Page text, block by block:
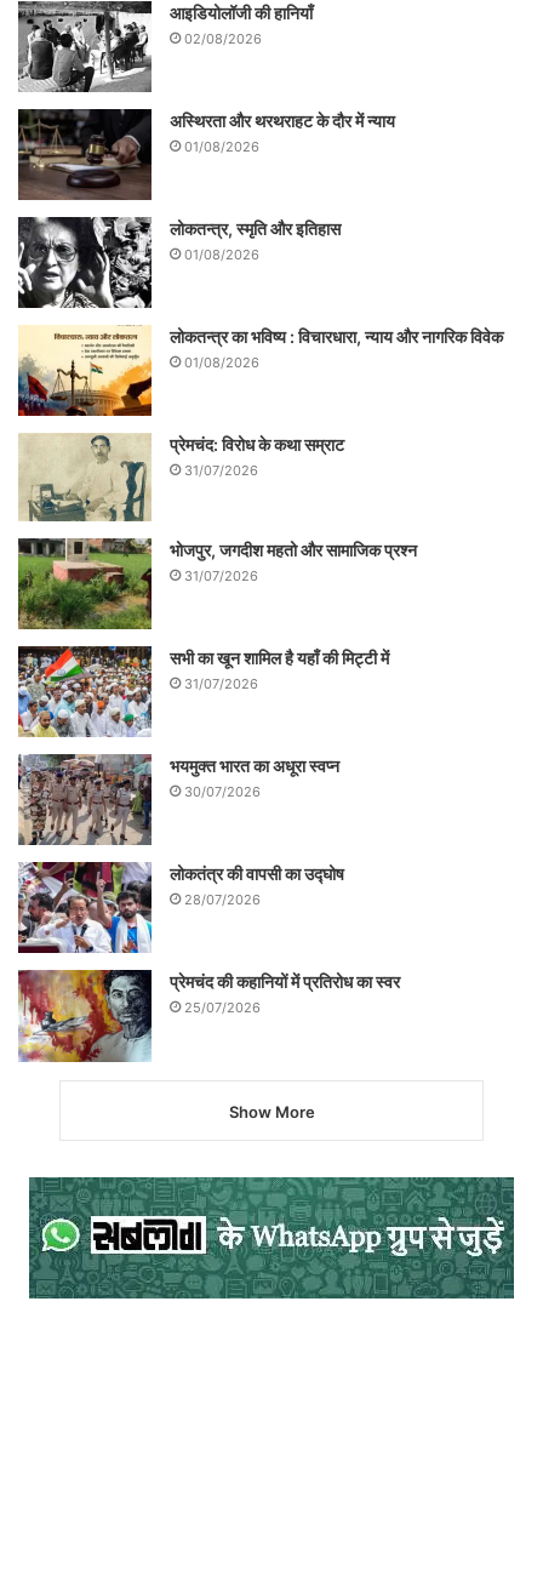
आइडियोलॉजी की हानियाँ
02/08/2026
अस्थिरता और थरथराहट के दौर में न्याय
01/08/2026
लोकतन्त्र, स्मृति और इतिहास
01/08/2026
लोकतन्त्र का भविष्य : विचारधारा, न्याय और नागरिक विवेक
01/08/2026
प्रेमचंद: विरोध के कथा सम्राट
31/07/2026
भोजपुर, जगदीश महतो और सामाजिक प्रश्न
31/07/2026
सभी का खून शामिल है यहाँ की मिट्टी में
31/07/2026
भयमुक्त भारत का अधूरा स्वप्न
30/07/2026
लोकतंत्र की वापसी का उद्घोष
28/07/2026
प्रेमचंद की कहानियों में प्रतिरोध का स्वर
25/07/2026
Show More